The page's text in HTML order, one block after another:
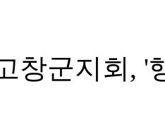
창군지회, '